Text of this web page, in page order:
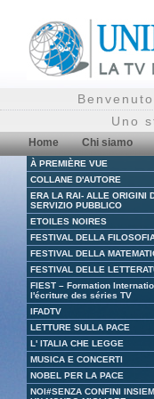
Uno
Home Chi siamo
À PREMIÈRE VUE
COLLANE D'AUTORE
ERA LA RAI- ALLE ORIGINI
SERVIZIO PUBBLICO
ETOILES NOIRES
FESTIVAL DELLA
FESTIVAL DELLA
FESTIVAL DELLE
FIEST – Formation
l'écriture des séries TV
IFADTV
LETTURE SULLA PACE
L' ITALIA CHE LEGGE
MUSICA E CONCERTI
NOBEL PER LA PACE
NOI#SENZA CONFINI